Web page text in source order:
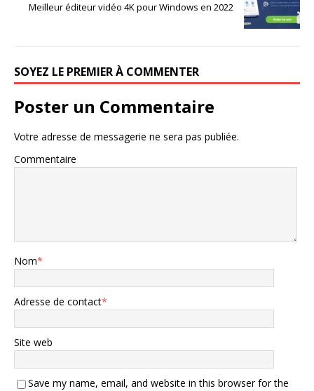
Meilleur éditeur vidéo 4K pour Windows en 2022
SOYEZ LE PREMIER À COMMENTER
Poster un Commentaire
Votre adresse de messagerie ne sera pas publiée.
Commentaire
Nom*
Adresse de contact*
Site web
Save my name, email, and website in this browser for the